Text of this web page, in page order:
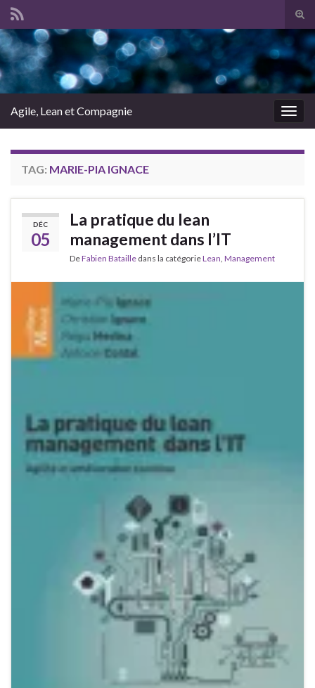
Search for:
Agile, Lean et Compagnie
TAG: MARIE-PIA IGNACE
DÉC
05
La pratique du lean
management dans l’IT
DeFabien Bataille dans la catégorieLean, Management